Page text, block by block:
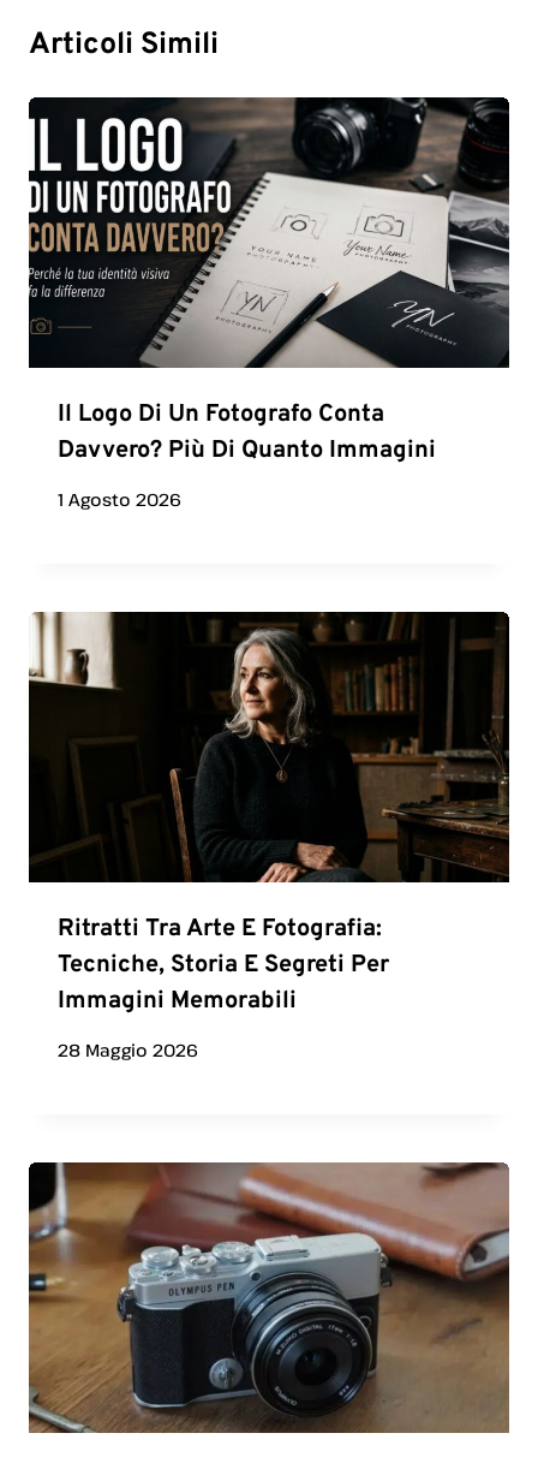
Articoli Simili
Il Logo Di Un Fotografo Conta
Davvero? Più Di Quanto Immagini
1 Agosto 2026
Ritratti Tra Arte E Fotografia:
Tecniche, Storia E Segreti Per
Immagini Memorabili
28 Maggio 2026